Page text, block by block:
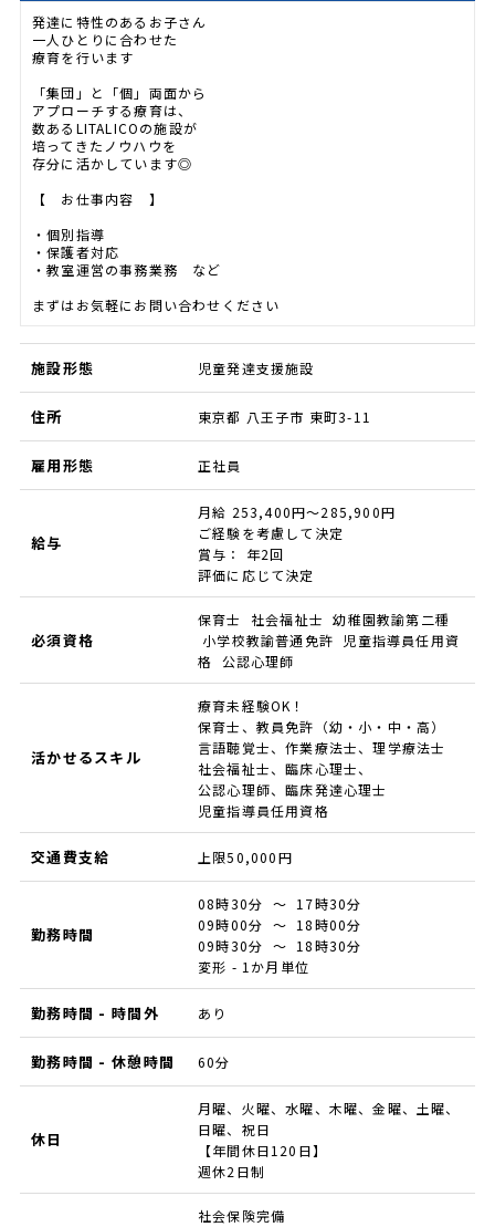
発達に特性のあるお子さん
一人ひとりに合わせた
療育を行います
「集団」と「個」両面から
アプローチする療育は、
数あるLITALICOの施設が
培ってきたノウハウを
存分に活かしています◎
【 お仕事内容 】
・個別指導
・保護者対応
・教室運営の事務業務 など
まずはお気軽にお問い合わせください
施設形態 児童発達支援施設
住所 東京都 八王子市 東町3-11
雇用形態 正社員
給与
月給 253,400円～285,900円
ご経験を考慮して決定
賞与： 年2回
評価に応じて決定
必須資格
保育士 社会福祉士 幼稚園教諭第二種
小学校教諭普通免許 児童指導員任用資
格 公認心理師
活かせるスキル
療育未経験OK！
保育士、教員免許（幼・小・中・高）
言語聴覚士、作業療法士、理学療法士
社会福祉士、臨床心理士、
公認心理師、臨床発達心理士
児童指導員任用資格
交通費支給 上限50,000円
勤務時間
08時30分 ～ 17時30分
09時00分 ～ 18時00分
09時30分 ～ 18時30分
変形 - 1か月単位
勤務時間 - 時間外 あり
勤務時間 - 休憩時間 60分
休日
月曜、火曜、水曜、木曜、金曜、土曜、
日曜、祝日
【年間休日120日】
週休2日制
社会保険完備